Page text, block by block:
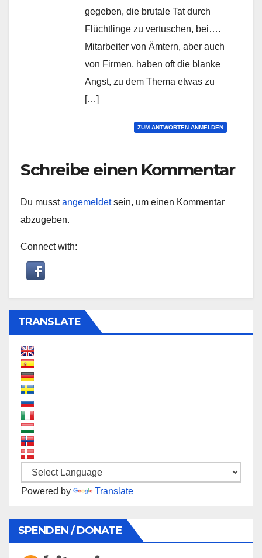
gegeben, die brutale Tat durch
Flüchtlinge zu vertuschen, bei….
Mitarbeiter von Ämtern, aber auch
von Firmen, haben oft die blanke
Angst, zu dem Thema etwas zu
[…]
ZUM ANTWORTEN ANMELDEN
Schreibe einen Kommentar
Du musstangemeldetsein, um einen Kommentar
abzugeben.
Connect with:
TRANSLATE
Powered by Translate
SPENDEN / DONATE